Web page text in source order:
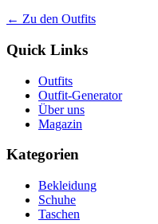
← Zu den Outfits
Quick Links
Outfits
Outfit-Generator
Über uns
Magazin
Kategorien
Bekleidung
Schuhe
Taschen